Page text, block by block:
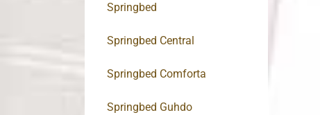
Springbed
Springbed Central
Springbed Comforta
Springbed Guhdo